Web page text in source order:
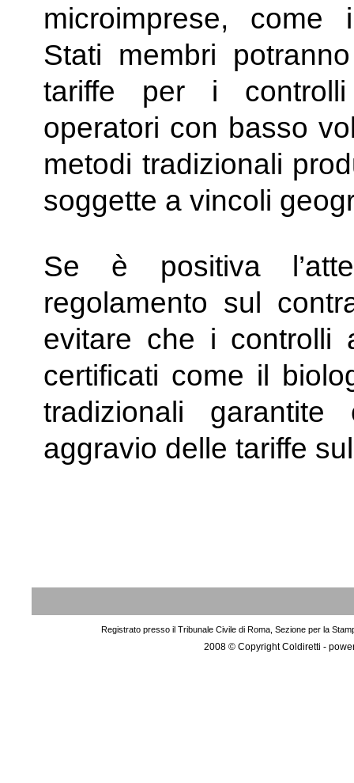
microimprese, come
Stati membri
tariffe per i controlli
operatori con basso
metodi tradizionali
soggette a vincoli
Se è positiva
regolamento sul
evitare che i controlli
certificati come il
tradizionali
aggravio delle tariffe
Registrato presso il Tribunale Civile di Roma, Sezione per la
2008 © Copyright Coldiretti -